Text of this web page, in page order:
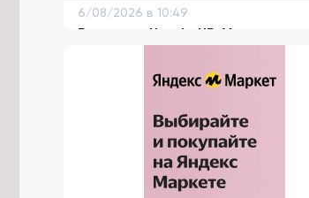
6/08/2026 в 10:49
Водитель Honda HR-V вылетел на
встречку и устроил ДТП с
пострадавшими в Забайкалье
Готовность Забайкалья к
отопительному сезону достигла
6/08/2026 в 10:01